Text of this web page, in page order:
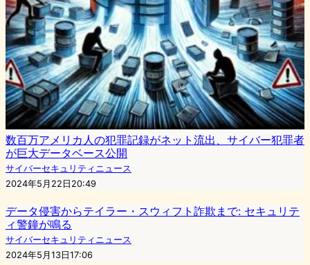
数百万アメリカ人の犯罪記録がネット流出、サイバー犯罪者
が巨大データベース公開
サイバーセキュリティニュース
2024年5月22日20:49
データ侵害からテイラー・スウィフト詐欺まで: セキュリテ
ィ警鐘が鳴る
サイバーセキュリティニュース
2024年5月13日17:06